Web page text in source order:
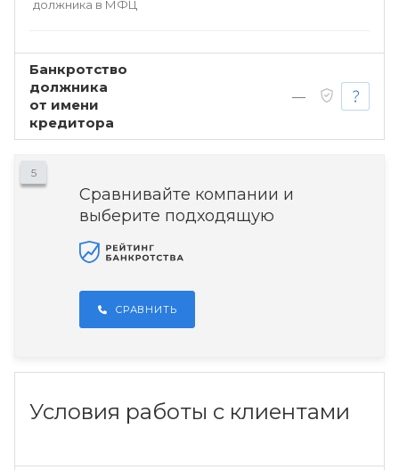
должника в МФЦ
Банкротство
должника
от имени
кредитора
—
5
Сравнивайте компании и
выберите подходящую
СРАВНИТЬ
Условия работы с клиентами